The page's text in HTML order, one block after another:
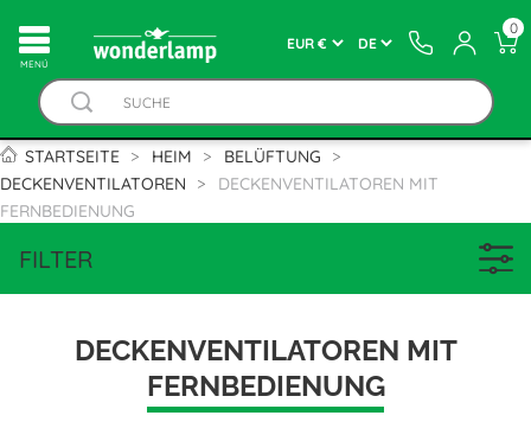
MENÚ
0
STARTSEITE HEIM
BELÜFTUNG
DECKENVENTILATOREN
DECKENVENTILATOREN MIT
FERNBEDIENUNG
FILTER
DECKENVENTILATOREN MIT
FERNBEDIENUNG